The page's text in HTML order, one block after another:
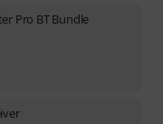
Pro BT Bundle